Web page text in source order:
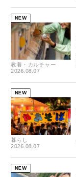
NEW
教養・カルチャー
2026.08.07
NEW
暮らし
2026.08.07
NEW